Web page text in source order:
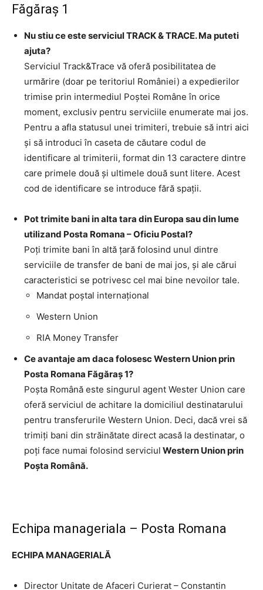
Făgăraş 1
Nu stiu ce este serviciul TRACK & TRACE. Ma puteti
ajuta?
Serviciul Track&Trace vă oferă posibilitatea de
urmărire (doar pe teritoriul României) a expedierilor
trimise prin intermediul Poştei Române în orice
moment, exclusiv pentru serviciile enumerate mai jos.
Pentru a afla statusul unei trimiteri, trebuie să intri aici
şi să introduci în caseta de căutare codul de
identificare al trimiterii, format din 13 caractere dintre
care primele două şi ultimele două sunt litere. Acest
cod de identificare se introduce fără spaţii.
Pot trimite bani in alta tara din Europa sau din lume
utilizand Posta Romana – Oficiu Postal?
Poţi trimite bani în altă ţară folosind unul dintre
serviciile de transfer de bani de mai jos, şi ale cărui
caracteristici se potrivesc cel mai bine nevoilor tale.
Mandat poştal internaţional
Western Union
RIA Money Transfer
Ce avantaje am daca folosesc Western Union prin
Posta Romana Făgăraş 1?
Poşta Română este singurul agent Wester Union care
oferă serviciul de achitare la domiciliul destinatarului
pentru transferurile Western Union. Deci, dacă vrei să
trimiţi bani din străinătate direct acasă la destinatar, o
poţi face numai folosind serviciul Western Union prin
Poşta Română.
Echipa manageriala – Posta Romana
ECHIPA MANAGERIALĂ
Director Unitate de Afaceri Curierat – Constantin